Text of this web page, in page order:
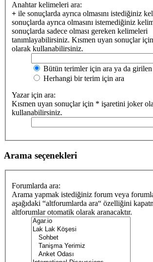
Anahtar kelimeleri ara:
+ ile sonuçlarda ayrıca olmasını istediğiniz
sonuçlarda ayrıca olmasını istemediğiniz
sonuçlarda sadece olması gereken kelimeleri
tanımlayabilirsiniz. Kısmen uyan sonuçlar
olarak kullanabilirsiniz.
Bütün terimler için ara ya da
Herhangi bir terim için ara
Yazar için ara:
Kısmen uyan sonuçlar için * işaretini joker
kullanabilirsiniz.
Arama seçenekleri
Forumlarda ara:
Arama yapmak istediğiniz forum veya
aşağıdaki “altforumlarda ara“ özelliğini
altforumlar otomatik olarak aranacaktır.